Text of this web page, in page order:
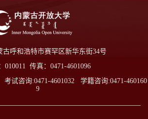
古呼和浩特市赛罕区新华东街34号
010011 传真：0471-4601096
考试咨询:0471-4601032 学籍咨询:0471-460160
9